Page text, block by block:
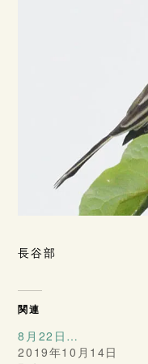
長谷部
関連
8月22日…
2019年10月14日